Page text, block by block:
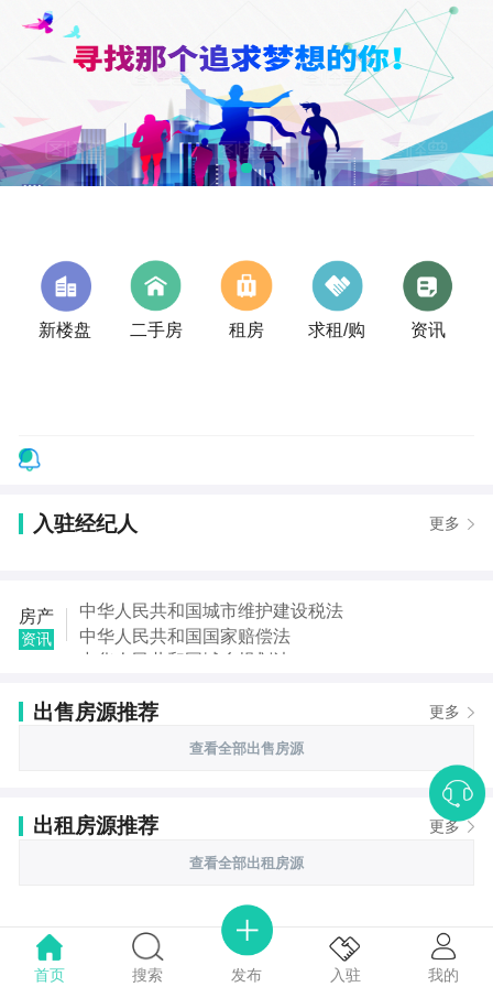
新楼盘 二手房 租房 求租/购 资讯
入驻经纪人 更多
房产
资讯
中华人民共和国城市维护建设税法
中华人民共和国国家赔偿法
中华人民共和国城乡规划法
中华人民共和国继承法
中华人民共和国城市房地产管理法
出售房源推荐 更多
查看全部出售房源
出租房源推荐 更多
查看全部出租房源
首页 搜索 发布 入驻 我的